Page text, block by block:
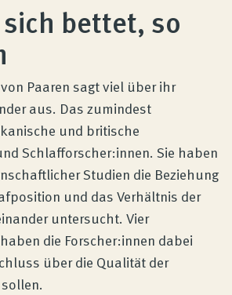
bettet, so
Paaren sagt viel über ihr
aus. Das zumindest
und britische
Schlafforscher:innen. Sie haben
Studien die Beziehung
und das Verhältnis der
untersucht. Vier
die Forscher:innen dabei
über die Qualität der